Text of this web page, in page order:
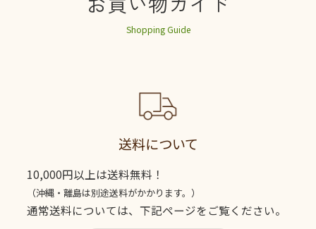
Shopping Guide
送料について
10,000円以上は送料無料！
（沖縄・離島は別途送料がかかります。）
通常送料については、下記ページをご覧ください。